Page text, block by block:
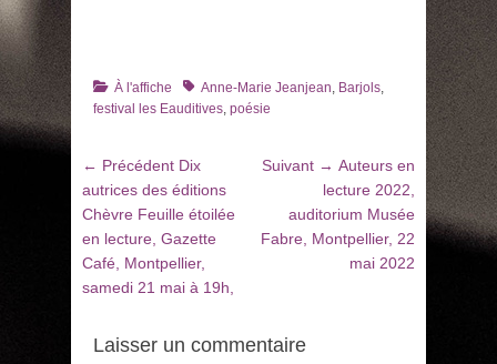
Catégories
À l'affiche TagsAnne-Marie Jeanjean, Barjols,
festival les Eauditives, poésie
Navigation
de
l’article
← Précédent Article
précédent
:
Dix
autrices des éditions
Chèvre Feuille étoilée
en lecture, Gazette
Café, Montpellier,
samedi 21 mai à 19h,
Suivant → Article
suivant
:
Auteurs en
lecture 2022,
auditorium Musée
Fabre, Montpellier, 22
mai 2022
Laisser un commentaire